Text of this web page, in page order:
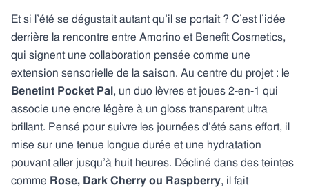
Et si l’été se dégustait autant qu’il se portait ? C’est l’idée
derrière la rencontre entre Amorino et Benefit Cosmetics,
qui signent une collaboration pensée comme une
extension sensorielle de la saison. Au centre du projet : le
Benetint Pocket Pal , un duo lèvres et joues 2-en-1 qui
associe une encre légère à un gloss transparent ultra
brillant. Pensé pour suivre les journées d’été sans effort, il
mise sur une tenue longue durée et une hydratation
pouvant aller jusqu’à huit heures. Décliné dans des teintes
comme Rose, Dark Cherry ou Raspberry, il fait